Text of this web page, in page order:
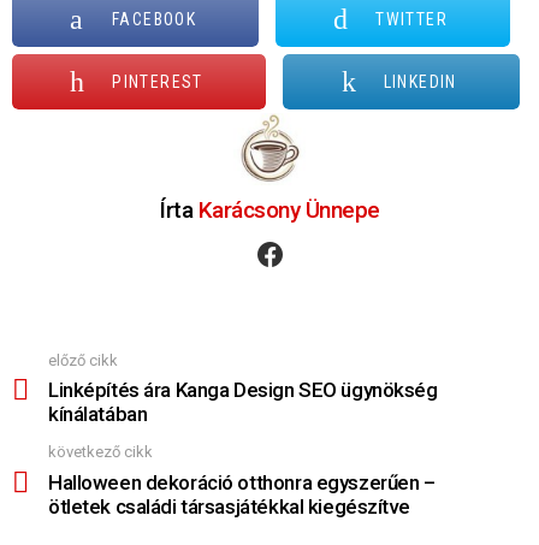
FACEBOOK TWITTER
PINTEREST LINKEDIN
Írta Karácsony Ünnepe
Nézz
Többet
előző cikk
Linképítés ára Kanga Design SEO ügynökség
kínálatában
következő cikk
Halloween dekoráció otthonra egyszerűen –
ötletek családi társasjátékkal kiegészítve